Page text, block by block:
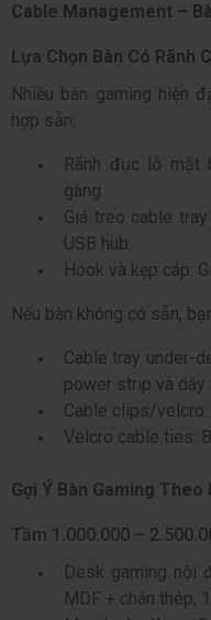
Cable Management –
Lựa Chọn Bàn Có Rãnh
Nhiều bàn gaming hiện
hợp sẵn:
Rãnh đục lỗ mặt
gàng.
Giá treo cable
USB hub.
Hook và kẹp cáp:
Nếu bàn không có sẵn,
Cable tray under-
power strip và dây
Cable clips/velcro:
Velcro cable ties:
Gợi Ý Bàn Gaming Theo
Tầm 1.000.000 –
Desk gaming nội
MDF + chân thép,